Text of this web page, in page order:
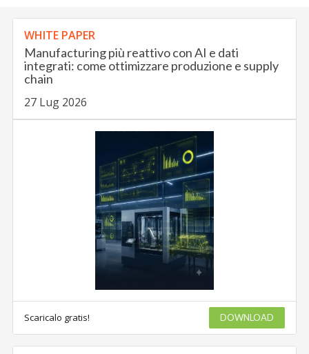
WHITE PAPER
Manufacturing più reattivo con AI e dati
integrati: come ottimizzare produzione e supply
chain
27 Lug 2026
Scaricalo gratis! DOWNLOAD